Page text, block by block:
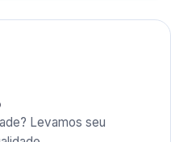
Levamos seu